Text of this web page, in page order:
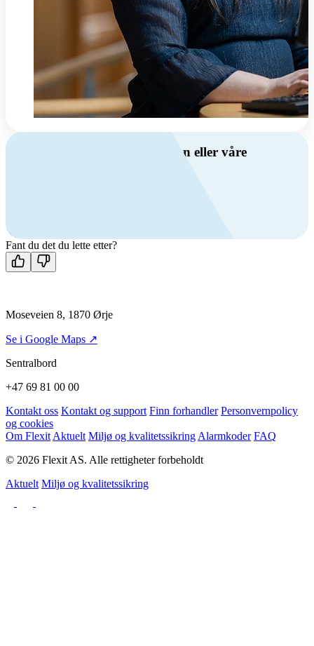
Har du spørsmål om ventilasjon eller våre
Kontakt oss
Fant du det du lette etter?
Moseveien 8, 1870 Ørje
Se i Google Maps ↗
Sentralbord
+47 69 81 00 00
Kontakt oss Kontakt og support Finn forhandler Personvernpolicy
og cookies
Om Flexit Aktuelt Miljø og kvalitetssikring Alarmkoder FAQ
© 2026 Flexit AS. Alle rettigheter forbeholdt
Aktuelt Miljø og kvalitetssikring